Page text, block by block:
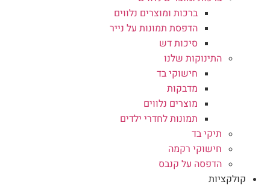
ברכות ומוצרים נלווים
הדפסת תמונות על נייר
סיכות דש
התינוקות שלנו
חישוקי בד
מדבקות
מוצרים נלווים
תמונות לחדרי ילדים
תיקי בד
חישוקי רקמה
הדפסה על קנבס
קולקציות